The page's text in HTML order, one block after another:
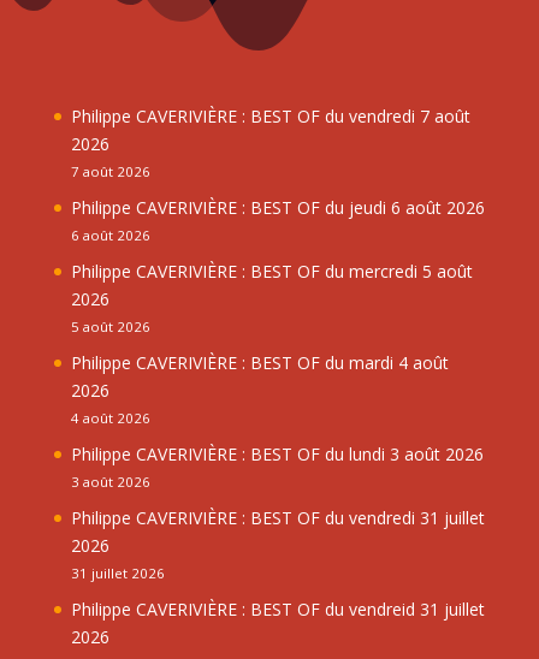
Philippe CAVERIVIÈRE : BEST OF du vendredi 7 août
2026
7 août 2026
Philippe CAVERIVIÈRE : BEST OF du jeudi 6 août 2026
6 août 2026
Philippe CAVERIVIÈRE : BEST OF du mercredi 5 août
2026
5 août 2026
Philippe CAVERIVIÈRE : BEST OF du mardi 4 août
2026
4 août 2026
Philippe CAVERIVIÈRE : BEST OF du lundi 3 août 2026
3 août 2026
Philippe CAVERIVIÈRE : BEST OF du vendredi 31 juillet
2026
31 juillet 2026
Philippe CAVERIVIÈRE : BEST OF du vendreid 31 juillet
2026